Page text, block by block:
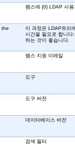
램스에 {0} LDAP 사
the
이 과정은 LDAP트리
시간을 필요로 합니다
하는 것이 좋습니다.
램스 지원 이메일
도구
도구 버전
데이터베이스 버전
검색 필터